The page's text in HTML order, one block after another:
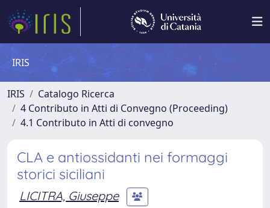
IRIS
IRIS
Catalogo Ricerca
4 Contributo in Atti di Convegno (Proceeding)
4.1 Contributo in Atti di convegno
CLA e antiossidanti nei formaggi
storici siciliani
LICITRA, Giuseppe